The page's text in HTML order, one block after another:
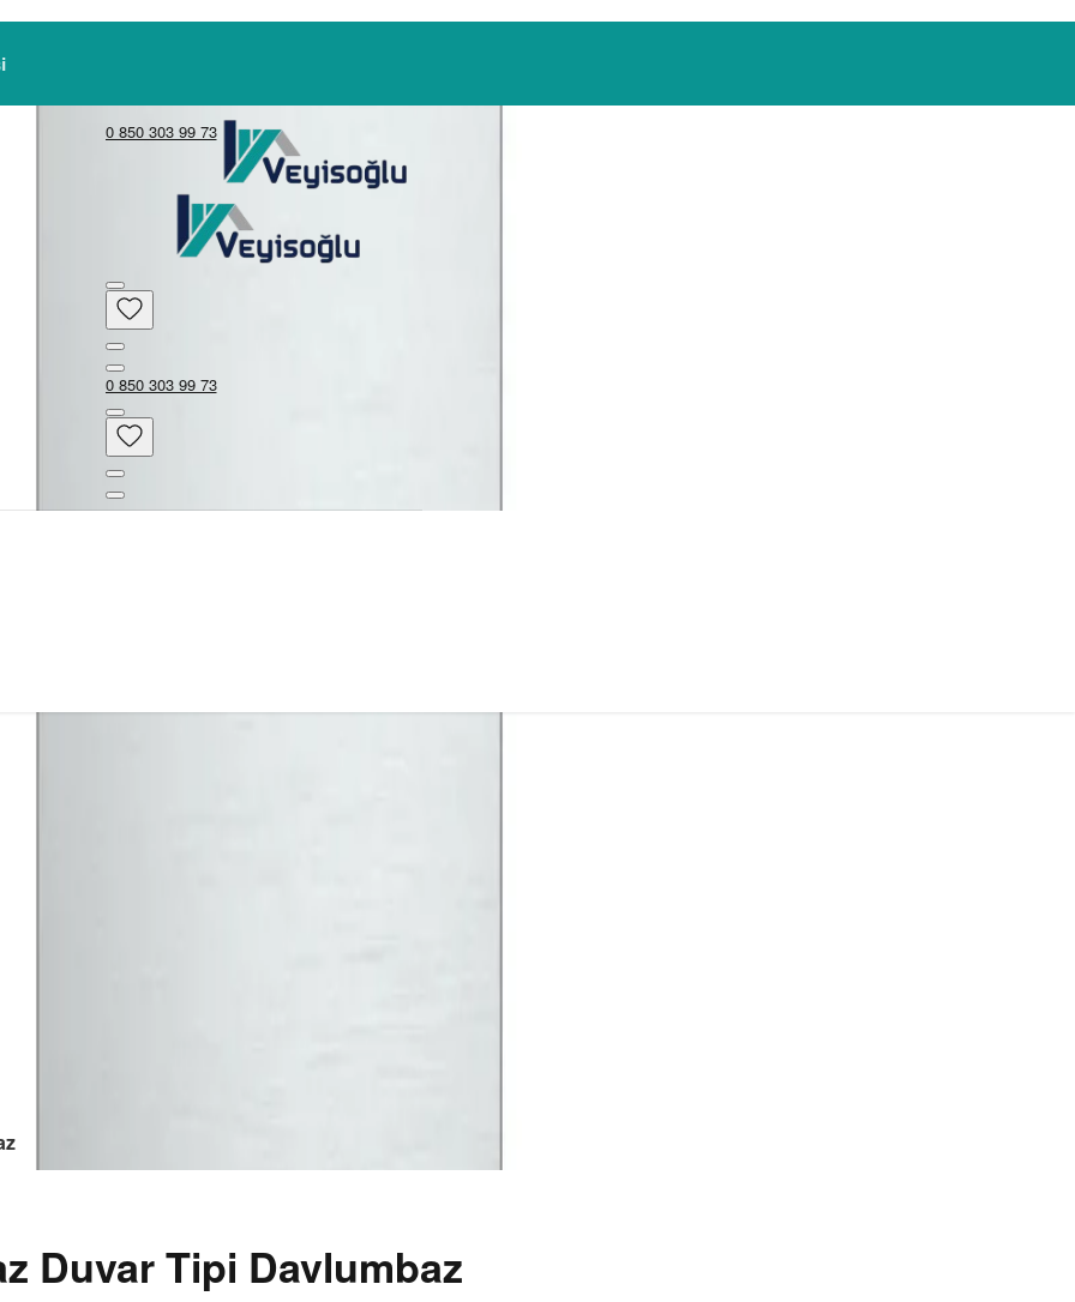
0 850 303 99 73
0 850 303 99 73
Duvar Tipi Davlumbaz